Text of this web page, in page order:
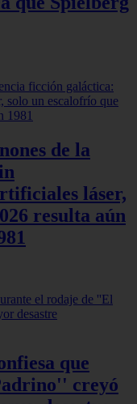
de la
láser,
resulta aún
que
creyó